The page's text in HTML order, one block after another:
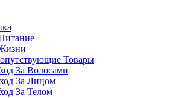
Товары
За Волосами
За Лицом
За Телом